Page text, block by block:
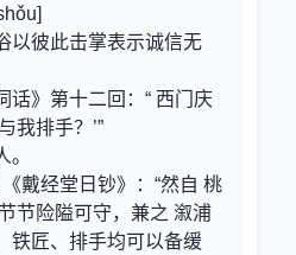
以彼此击掌表示诚信无
话》第十二回：“ 西门庆
我排手？’”
。
戴经堂日钞》：“然自 桃
节险隘可守，兼之 溆浦
铁匠、排手均可以备缓